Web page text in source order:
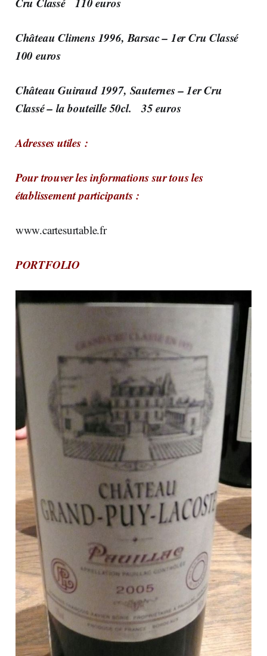
Château Climens 1996, Barsac – 1er Cru Classé
100 euros
Château Guiraud 1997, Sauternes – 1er Cru
Classé – la bouteille 50cl. 35 euros
Adresses utiles :
Pour trouver les informations sur tous les
établissement participants :
www.cartesurtable.fr
PORTFOLIO